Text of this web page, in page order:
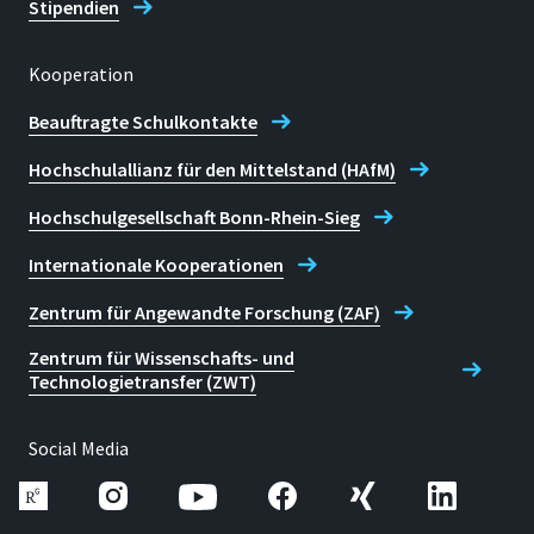
Stipendien
Kooperation
Beauftragte Schulkontakte
Hochschulallianz für den Mittelstand (HAfM)
Hochschulgesellschaft Bonn-Rhein-Sieg
Internationale Kooperationen
Zentrum für Angewandte Forschung (ZAF)
Zentrum für Wissenschafts- und
Technologietransfer (ZWT)
Social Media